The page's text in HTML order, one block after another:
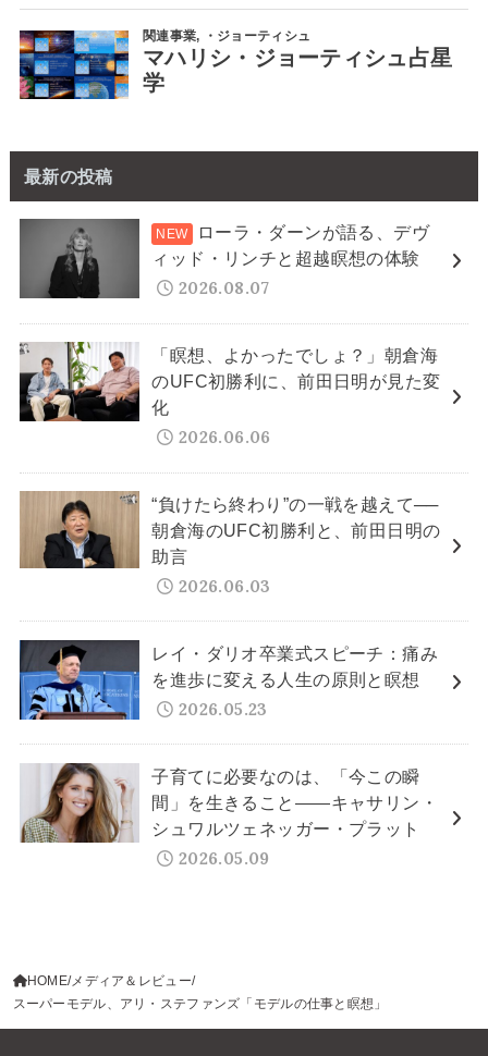
最新の投稿
ローラ・ダーンが語る、デヴ
ィッド・リンチと超越瞑想の体験
2026.08.07
「瞑想、よかったでしょ？」朝倉海
のUFC初勝利に、前田日明が見た変
化
2026.06.06
“負けたら終わり”の一戦を越えて──
朝倉海のUFC初勝利と、前田日明の
助言
2026.06.03
レイ・ダリオ卒業式スピーチ：痛み
を進歩に変える人生の原則と瞑想
2026.05.23
子育てに必要なのは、「今この瞬
間」を生きること——キャサリン・
シュワルツェネッガー・プラット
2026.05.09
HOME メディア＆レビュー
スーパーモデル、アリ・ステファンズ「モデルの仕事と瞑想」